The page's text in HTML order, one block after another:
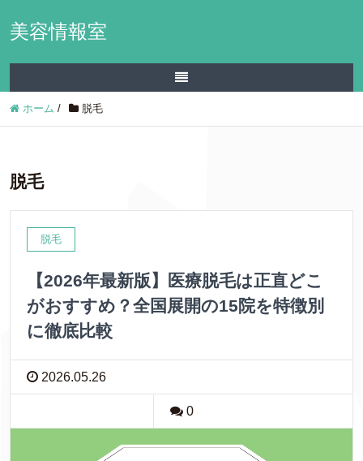
美容情報室
ホーム / 脱毛
脱毛
脱毛
【2026年最新版】医療脱毛は正直どこ
がおすすめ？全国展開の15院を特徴別
に徹底比較
2026.05.26
0